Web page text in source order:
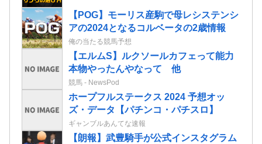
【POG】モーリス産駒で母レシステンシ
アの2024となるコルベータの2歳情報
俺の当たる競馬予想
【エルムS】ルクソールカフェって能力
本物やったんやなって 他
競馬 - NewsPod
ホープフルステークス 2024 予想オッ
ズ・データ【パチンコ・パチスロ】
ギャンブルあんてな速報
【朗報】武豊騎手が公式インスタグラム